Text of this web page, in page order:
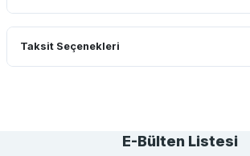
Bu ürüne ilk yorumu siz yapın!
Taksit Seçenekleri
E-Bülten Listesi